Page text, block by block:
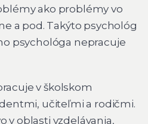
ako problémy vo
a pod. Takýto psychológ
psychológa nepracuje
v školskom
učiteľmi a rodičmi.
v oblasti vzdelávania,